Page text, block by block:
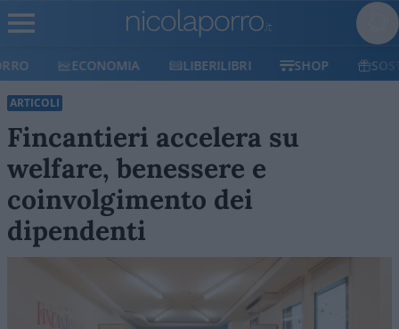
ECONOMIA LIBERILIBRI SHOP SOSTIENICI
ARTICOLI
Fincantieri accelera su
welfare, benessere e
coinvolgimento dei
dipendenti